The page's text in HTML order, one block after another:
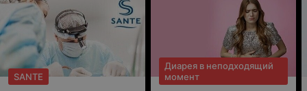
SANTE
Диарея в неподходящий
момент